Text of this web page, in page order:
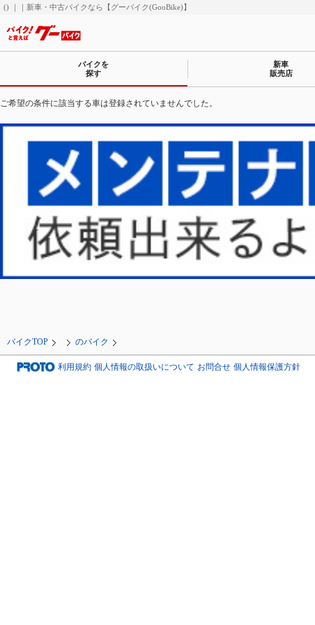
() ｜｜新車・中古バイクなら【グーバイク(GooBike)】
バイクを
探す
新車
販売店
ご希望の条件に該当する車は登録されていませんでした。
バイクTOP のバイク
利用規約 個人情報の取扱いについて お問合せ 個人情報保護方針